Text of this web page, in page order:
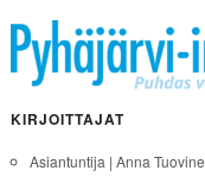
KIRJOITTAJAT
Asiantuntija | Anna